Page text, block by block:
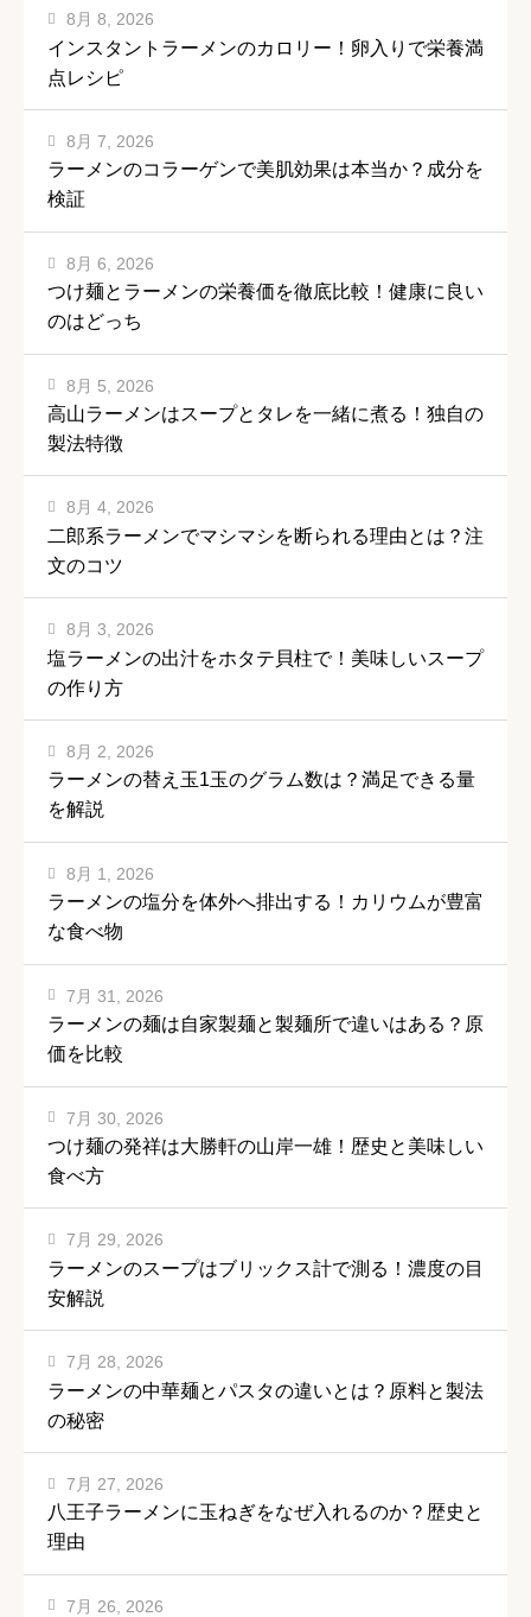
インスタントラーメンのカロリー！卵入りで栄養満
点レシピ
8月 8, 2026
ラーメンのコラーゲンで美肌効果は本当か？成分を
検証
8月 7, 2026
つけ麺とラーメンの栄養価を徹底比較！健康に良い
のはどっち
8月 6, 2026
高山ラーメンはスープとタレを一緒に煮る！独自の
製法特徴
8月 5, 2026
二郎系ラーメンでマシマシを断られる理由とは？注
文のコツ
8月 4, 2026
塩ラーメンの出汁をホタテ貝柱で！美味しいスープ
の作り方
8月 3, 2026
ラーメンの替え玉1玉のグラム数は？満足できる量
を解説
8月 2, 2026
ラーメンの塩分を体外へ排出する！カリウムが豊富
な食べ物
8月 1, 2026
ラーメンの麺は自家製麺と製麺所で違いはある？原
価を比較
7月 31, 2026
つけ麺の発祥は大勝軒の山岸一雄！歴史と美味しい
食べ方
7月 30, 2026
ラーメンのスープはブリックス計で測る！濃度の目
安解説
7月 29, 2026
ラーメンの中華麺とパスタの違いとは？原料と製法
の秘密
7月 28, 2026
八王子ラーメンに玉ねぎをなぜ入れるのか？歴史と
理由
7月 27, 2026
7月 26, 2026